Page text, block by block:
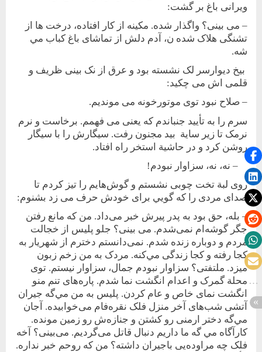
ويرانی باغ بر گشت:
– می بينی؟ واگذار شده. مکينه از کار افتاده، درخت ها از
تشنگی هلاک شده ن، آدم دلش از تماشای باغ کباب مي
شه.
بيخ ديوارسر لک نشسته بود و عرق از نک بينی ظريف و
قلمی اش می چکيد:
– صلاح نبود توی موتورخونه می مونديم.
سرم را به تأييد جنباندم که يعنی می فهمم. برخاست و نرم
نرمک تا زير ساية بيد مجنون رفت. سيگارش را با سيگار
روشن کرد و در حاشية استخر راه افتاد.
– نه، نه، سزاوار نبودم!
روی لبة تخت چوبی نشستم و گوش‌هايم را تيز کردم تا
صدای مردی را که گويي برای خودش حرف می زد بشنوم:
– بله، حق‌ بود به‌ پدر پيرش خبر‌ می‌داد. من که‌ مانع ‌رفتن
جگر گوشه‌ام نمی‌شدم. می بينی؟ جلو پليس از خجالت
مردم و دوباره زنده شدم. نمی‌دانستم دخترم از شهريار به
کجا رفته و کجا زندگی مي‌کنه. مردک به من زخم زبون
میزد. ملتفتی؟ سزاوار نبودم جمال، سزاوار نيستم. توی
محلة گمرک و اعدام انگشت‌ نما شدم. پاره‌های تنم منو
انگشت نمای خاص و عام کردن. پليس به من‌ مي‌گه جيران
آتشی شب‌های آخر منزل فلک نقره‌فام‌ می‌خوابيده. آجان
مي‌گه دختر ارمنی رو کشتن و جنازه‌ش رو زمين مونده.
کارآگاه مي گه ما داريم دنبال قاتل می‌گرديم. می‌بينی؟ آخه
فلک چه مراوده‌يی با‌جيران داشته؟ من که روحم خبر نداره.